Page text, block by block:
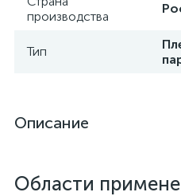
производства
Тип
Описание
Области